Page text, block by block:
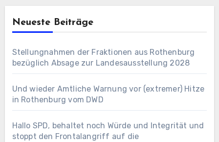
Neueste Beiträge
Stellungnahmen der Fraktionen aus Rothenburg
bezüglich Absage zur Landesausstellung 2028
Und wieder Amtliche Warnung vor (extremer) Hitze
in Rothenburg vom DWD
Hallo SPD, behaltet noch Würde und Integrität und
stoppt den Frontalangriff auf die